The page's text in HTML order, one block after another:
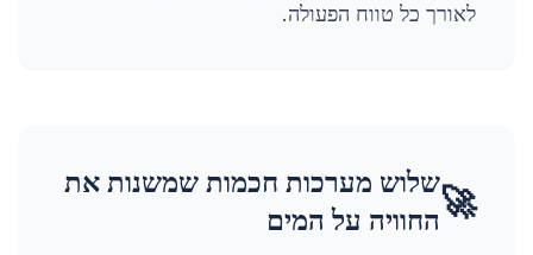
לאורך כל טווח הפעולה.
🚀שלוש מערכות חכמות שמשנות את
החוויה על המים